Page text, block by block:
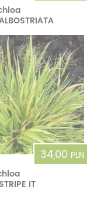
34,00 PLN
IT